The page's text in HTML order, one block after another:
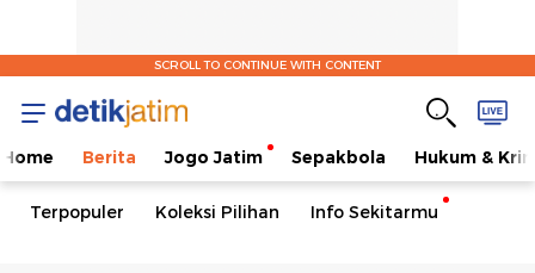
SCROLL TO CONTINUE WITH CONTENT
Home Berita Jogo Jatim Sepakbola Hukum &
Terpopuler Koleksi Pilihan Info Sekitarmu